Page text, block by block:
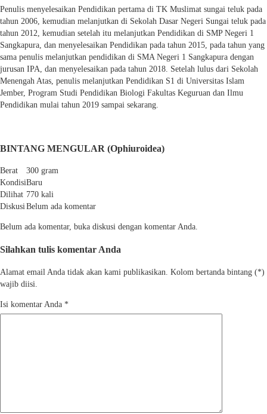
Penulis menyelesaikan Pendidikan pertama di TK Muslimat sungai teluk pada
tahun 2006, kemudian melanjutkan di Sekolah Dasar Negeri Sungai teluk pada
tahun 2012, kemudian setelah itu melanjutkan Pendidikan di SMP Negeri 1
Sangkapura, dan menyelesaikan Pendidikan pada tahun 2015, pada tahun yang
sama penulis melanjutkan pendidikan di SMA Negeri 1 Sangkapura dengan
jurusan IPA, dan menyelesaikan pada tahun 2018. Setelah lulus dari Sekolah
Menengah Atas, penulis melanjutkan Pendidikan S1 di Universitas Islam
Jember, Program Studi Pendidikan Biologi Fakultas Keguruan dan Ilmu
Pendidikan mulai tahun 2019 sampai sekarang.
BINTANG MENGULAR (Ophiuroidea)
Berat
300 gram
KondisiBaru
Dilihat 770 kali
DiskusiBelum ada komentar
Belum ada komentar, buka diskusi dengan komentar Anda.
Silahkan tulis komentar Anda
Alamat email Anda tidak akan kami publikasikan. Kolom bertanda bintang (*)
wajib diisi.
Isi komentar Anda *